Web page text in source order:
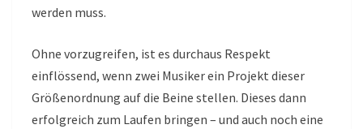
werden muss.
Ohne vorzugreifen, ist es durchaus Respekt
einflössend, wenn zwei Musiker ein Projekt dieser
Größenordnung auf die Beine stellen. Dieses dann
erfolgreich zum Laufen bringen – und auch noch eine